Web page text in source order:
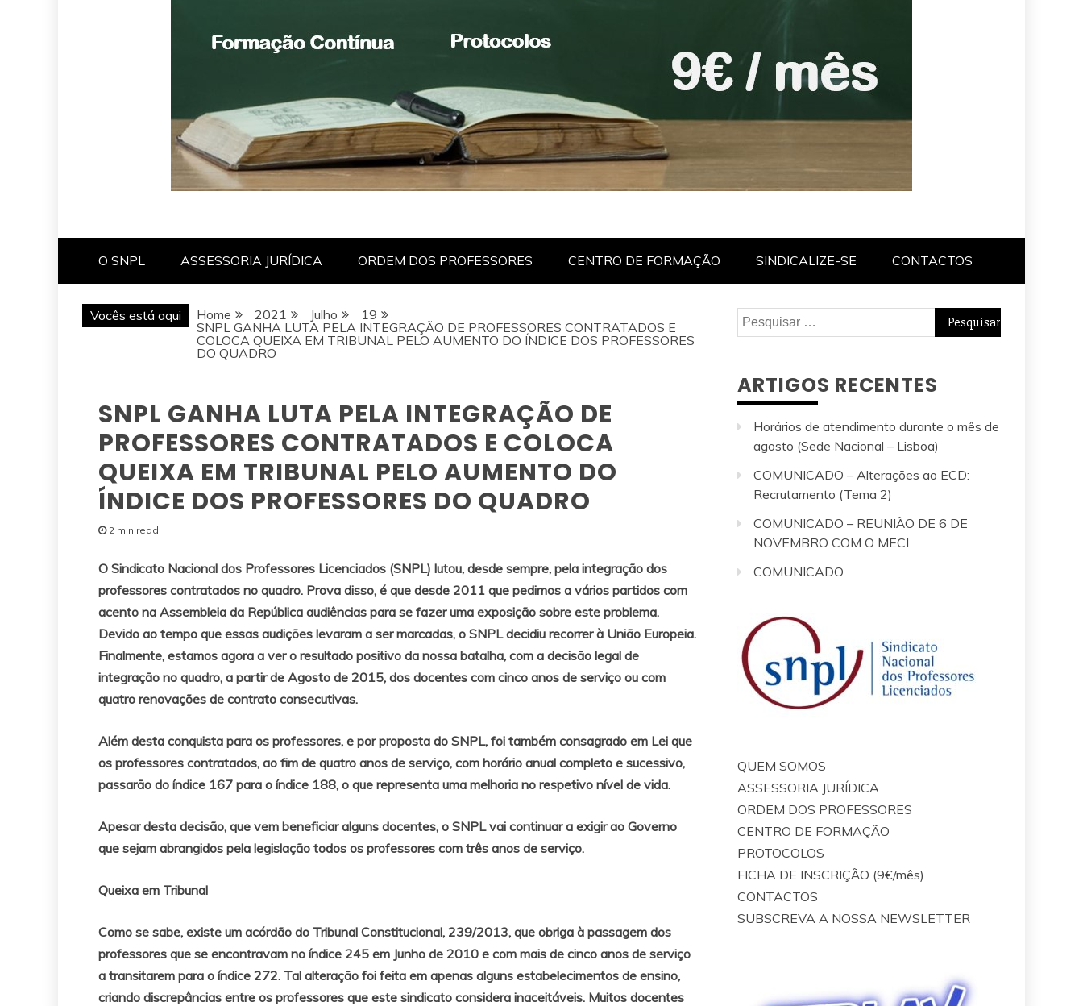
O SNPL ASSESSORIA JURÍDICA ORDEM DOS PROFESSORES CENTRO DE FORMAÇÃO SINDICALIZE-SE CONTACTOS
Vocês está aqui Home 2021 Julho
19
SNPL GANHA LUTA PELA INTEGRAÇÃO DE PROFESSORES CONTRATADOS E
COLOCA QUEIXA EM TRIBUNAL PELO AUMENTO DO ÍNDICE DOS PROFESSORES
DO QUADRO
SNPL GANHA LUTA PELA INTEGRAÇÃO DE
PROFESSORES CONTRATADOS E COLOCA
QUEIXA EM TRIBUNAL PELO AUMENTO DO
ÍNDICE DOS PROFESSORES DO QUADRO
2 min read
O Sindicato Nacional dos Professores Licenciados (SNPL) lutou, desde sempre, pela integração dos
professores contratados no quadro. Prova disso, é que desde 2011 que pedimos a vários partidos com
acento na Assembleia da República audiências para se fazer uma exposição sobre este problema.
Devido ao tempo que essas audições levaram a ser marcadas, o SNPL decidiu recorrer à União Europeia.
Finalmente, estamos agora a ver o resultado positivo da nossa batalha, com a decisão legal de
integração no quadro, a partir de Agosto de 2015, dos docentes com cinco anos de serviço ou com
quatro renovações de contrato consecutivas.
Além desta conquista para os professores, e por proposta do SNPL, foi também consagrado em Lei que
os professores contratados, ao fim de quatro anos de serviço, com horário anual completo e sucessivo,
passarão do índice 167 para o índice 188, o que representa uma melhoria no respetivo nível de vida.
Apesar desta decisão, que vem beneficiar alguns docentes, o SNPL vai continuar a exigir ao Governo
que sejam abrangidos pela legislação todos os professores com três anos de serviço.
Queixa em Tribunal
Como se sabe, existe um acórdão do Tribunal Constitucional, 239/2013, que obriga à passagem dos
professores que se encontravam no índice 245 em Junho de 2010 e com mais de cinco anos de serviço
a transitarem para o índice 272. Tal alteração foi feita em apenas alguns estabelecimentos de ensino,
criando discrepâncias entre os professores que este sindicato considera inaceitáveis. Muitos docentes
Pesquisar
por:
ARTIGOS RECENTES
Horários de atendimento durante o mês de
agosto (Sede Nacional – Lisboa)
COMUNICADO – Alterações ao ECD:
Recrutamento (Tema 2)
COMUNICADO – REUNIÃO DE 6 DE
NOVEMBRO COM O MECI
COMUNICADO
QUEM SOMOS
ASSESSORIA JURÍDICA
ORDEM DOS PROFESSORES
CENTRO DE FORMAÇÃO
PROTOCOLOS
FICHA DE INSCRIÇÃO (9€/mês)
CONTACTOS
SUBSCREVA A NOSSA NEWSLETTER